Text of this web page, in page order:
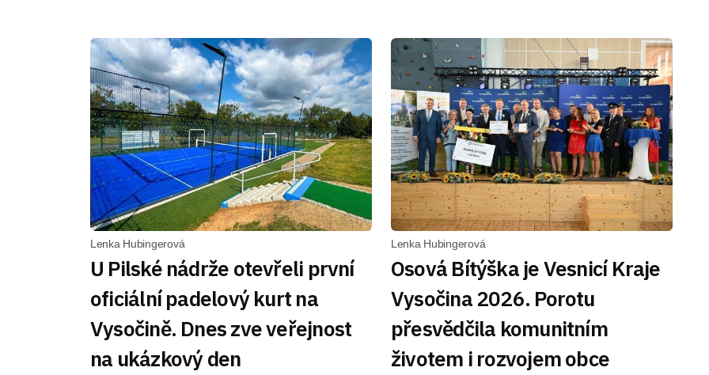
Lenka Hubingerová
U Pilské nádrže otevřeli první
oficiální padelový kurt na
Vysočině. Dnes zve veřejnost
na ukázkový den
Lenka Hubingerová
Osová Bítýška je Vesnicí Kraje
Vysočina 2026. Porotu
přesvědčila komunitním
životem i rozvojem obce